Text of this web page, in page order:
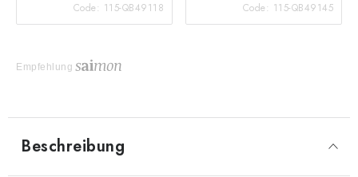
Code: 115-QB49118 Code: 115-QB49145
Empfehlung
Beschreibung